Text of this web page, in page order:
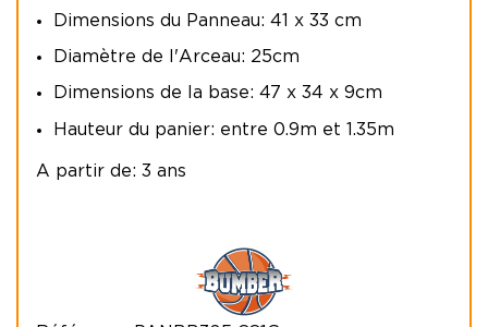
Dimensions du Panneau: 41 x 33 cm
Diamètre de l'Arceau: 25cm
Dimensions de la base: 47 x 34 x 9cm
Hauteur du panier: entre 0.9m et 1.35m
A partir de: 3 ans